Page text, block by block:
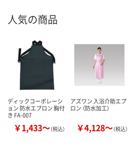
人気の商品
ディックコーポレーシ
ョン 防水エプロン 胸付
き FA-007
￥1,433～（税込）
アズワン 入浴介助エプ
ロン （防水加工）
￥4,128～（税込）